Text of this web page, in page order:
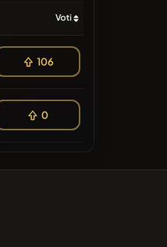
Voti
106
0